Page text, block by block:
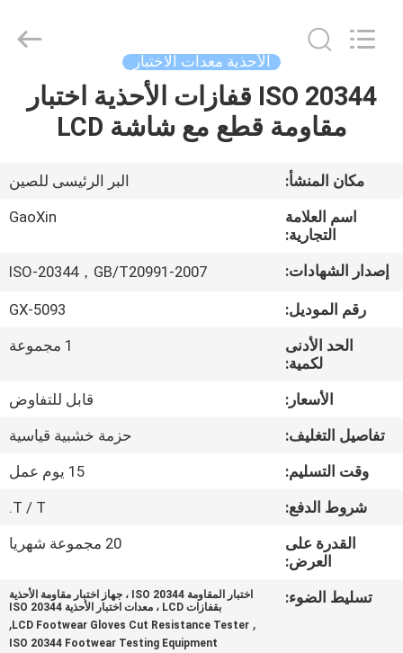
منزل،
منتجات
معلومات
عنا
المعمل
مراقبة
الجودة
اتصل
Ltd.，.
Reserved.
Developed
الأحذية معدات الاختبار
ISO 20344 قفازات الأحذية اختبار
مقاومة قطع مع شاشة LCD
مكان المنشأ:
البر الرئيسى للصين
اسم العلامة
التجارية:
GaoXin
إصدار الشهادات: ISO-20344，GB/T20991-2007
رقم الموديل:
GX-5093
الحد الأدنى
لكمية:
1 مجموعة
الأسعار:
قابل للتفاوض
تفاصيل التغليف:
حزمة خشبية قياسية
وقت التسليم:
15 يوم عمل
شروط الدفع:
T / T.
القدرة على
العرض:
20 مجموعة شهريا
تسليط الضوء:
اختبار المقاومة ISO 20344 ، جهاز اختبار مقاومة الأحذية
بقفازات LCD ، معدات اختبار الأحذية ISO 20344
,
LCD Footwear Gloves Cut Resistance Tester
,
ISO 20344 Footwear Testing Equipment